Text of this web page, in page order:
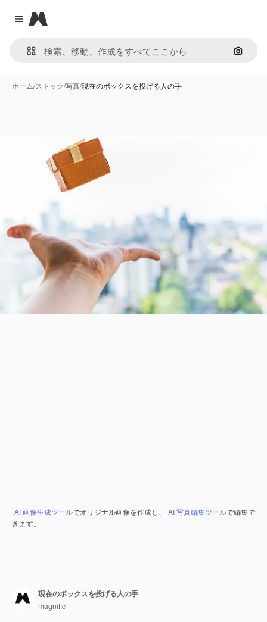
Close menu
Magnific
画像で
ホーム/ストック/写真/現在のボックスを投げる人の手
AI 画像生成ツールでオリジナル画像を作成し、 AI 写真編集ツールで編集で
きます。
現在のボックスを投げる人の手
magnific